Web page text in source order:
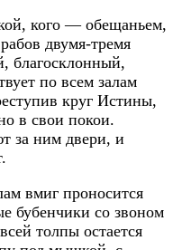
кого — обещаньем,
двумя-тремя
благосклонный,
по всем залам
круг Истины,
в свои покои.
за ним двери, и
вмиг проносится
бубенчики со звоном
толпы остается